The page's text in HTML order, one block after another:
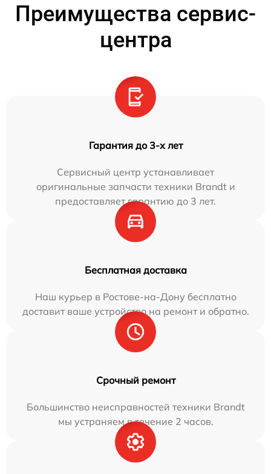
Преимущества сервис-
центра
Гарантия до 3-х лет
Сервисный центр устанавливает
оригинальные запчасти техники Brandt и
предоставляет гарантию до 3 лет.
Бесплатная доставка
Наш курьер в Ростове-на-Дону бесплатно
доставит ваше устройство на ремонт и обратно.
Срочный ремонт
Большинство неисправностей техники Brandt
мы устраняем в течение 2 часов.